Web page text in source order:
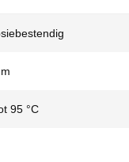
95 °C